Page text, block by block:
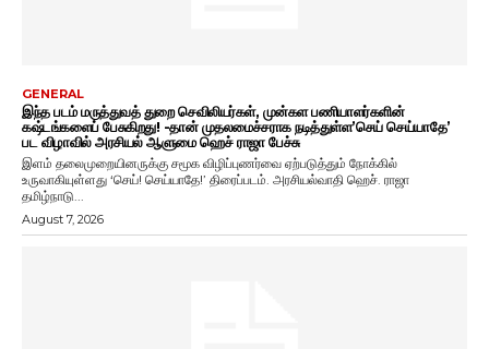
GENERAL
இந்த படம் மருத்துவத் துறை செவிலியர்கள், முன்கள பணியாளர்களின்
கஷ்டங்களைப் பேசுகிறது! -தான் முதலமைச்சராக நடித்துள்ள’செய் செய்யாதே’
பட விழாவில் அரசியல் ஆளுமை ஹெச் ராஜா பேச்சு
இளம் தலைமுறையினருக்கு சமூக விழிப்புணர்வை ஏற்படுத்தும் நோக்கில்
உருவாகியுள்ளது ‘செய்! செய்யாதே!’ திரைப்படம். அரசியல்வாதி ஹெச். ராஜா
தமிழ்நாடு...
August 7, 2026